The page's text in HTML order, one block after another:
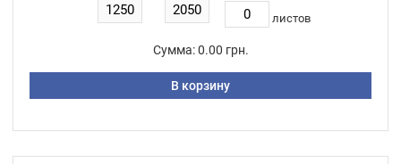
листов
Сумма: 0.00 грн.
В корзину